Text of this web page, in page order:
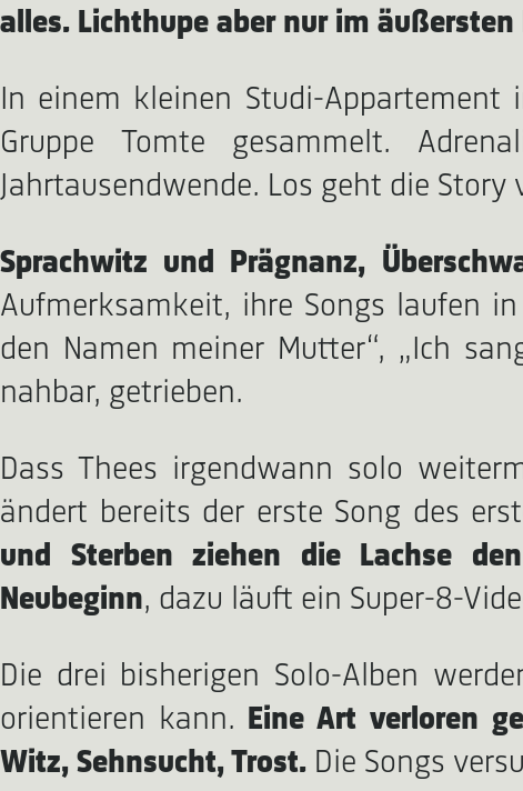
alles. Lichthupe aber nur im
In einem kleinen Studi-Appartement
Gruppe Tomte gesammelt.
Jahrtausendwende. Los geht die Story
Sprachwitz und Prägnanz,
Aufmerksamkeit, ihre Songs laufen
den Namen meiner Mutter“, „Ich
nahbar, getrieben.
Dass Thees irgendwann solo
ändert bereits der erste Song des
und Sterben ziehen die Lachse
Neubeginn, dazu läuft ein Super-8-
Die drei bisherigen Solo-Alben
orientieren kann. Eine Art verloren
Witz, Sehnsucht, Trost. Die Songs